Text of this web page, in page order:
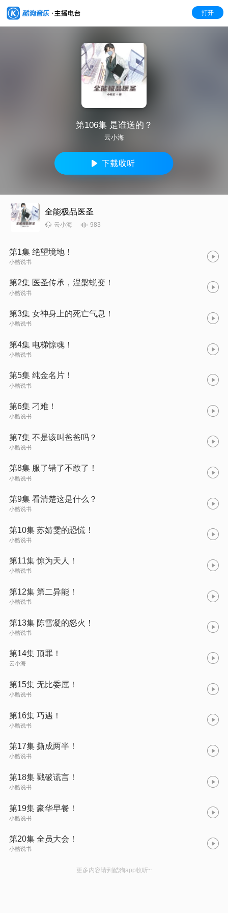
打开
第106集 是谁送的？
云小海
全能极品医圣
云小海 983
第1集 绝望境地！
小酷说书
第2集 医圣传承，涅槃蜕变！
小酷说书
第3集 女神身上的死亡气息！
小酷说书
第4集 电梯惊魂！
小酷说书
第5集 纯金名片！
小酷说书
第6集 刁难！
小酷说书
第7集 不是该叫爸爸吗？
小酷说书
第8集 服了错了不敢了！
小酷说书
第9集 看清楚这是什么？
小酷说书
第10集 苏婧雯的恐慌！
小酷说书
第11集 惊为天人！
小酷说书
第12集 第二异能！
小酷说书
第13集 陈雪凝的怒火！
小酷说书
第14集 顶罪！
云小海
第15集 无比委屈！
小酷说书
第16集 巧遇！
小酷说书
第17集 撕成两半！
小酷说书
第18集 戳破谎言！
小酷说书
第19集 豪华早餐！
小酷说书
第20集 全员大会！
小酷说书
更多内容请到酷狗app收听~